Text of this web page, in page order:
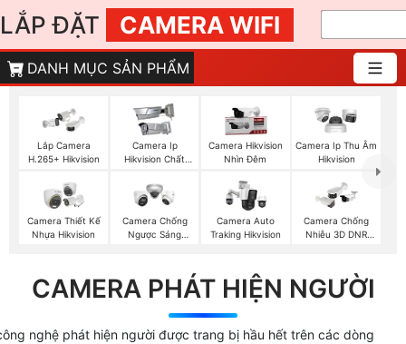
LẮP ĐẶT CAMERA WIFI
DANH MỤC SẢN PHẨM
Lắp Camera
H.265+ Hikvision
Camera Ip
Hikvision Chất
Camera Hikvision
Nhìn Đêm
Camera Ip Thu Âm
Hikvision
Camera Thiết Kế
Nhựa Hikvision
Camera Chống
Ngược Sáng
Camera Auto
Traking Hikvision
Camera Chống
Nhiễu 3D DNR
CAMERA PHÁT HIỆN NGƯỜI
nghệ phát hiện người được trang bị hầu hết trên các dòng